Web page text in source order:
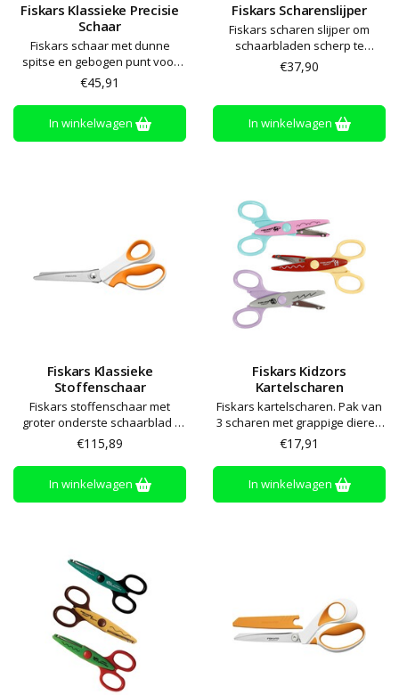
Fiskars Klassieke Precisie
Schaar
Fiskars schaar met dunne
spitse en gebogen punt voor
ingewikkeld knippen - zowel
geschikt voor rechts- als
linkshandig
€45,91
In winkelwagen
Fiskars Scharenslijper
Fiskars scharen slijper om
schaarbladen scherp te
houden - voor rechtshandige
scharen
€37,90
In winkelwagen
Fiskars Klassieke
Stoffenschaar
Fiskars stoffenschaar met
groter onderste schaarblad -
rechtshandig
€115,89
In winkelwagen
Fiskars Kidzors
Kartelscharen
Fiskars kartelscharen. Pak van
3 scharen met grappige dieren
patronen - zowel rechts- als
linkshandig
€17,91
In winkelwagen